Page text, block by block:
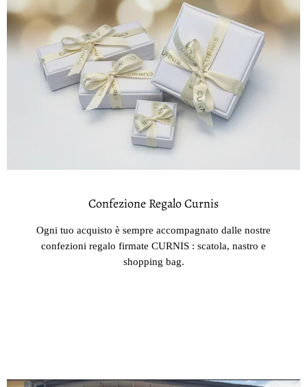
Confezione Regalo Curnis
Ogni tuo acquisto è sempre accompagnato dalle nostre
confezioni regalo firmate CURNIS : scatola, nastro e
shopping bag.